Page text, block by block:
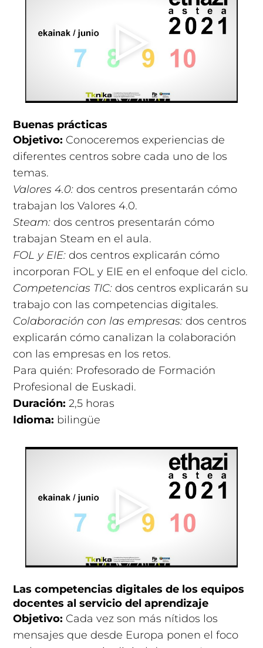
Buenas prácticas
Objetivo: Conoceremos experiencias de
diferentes centros sobre cada uno de los
temas.
Valores 4.0: dos centros presentarán cómo
trabajan los Valores 4.0.
Steam: dos centros presentarán cómo
trabajan Steam en el aula.
FOL y EIE: dos centros explicarán cómo
incorporan FOL y EIE en el enfoque del ciclo.
Competencias TIC: dos centros explicarán su
trabajo con las competencias digitales.
Colaboración con las empresas: dos centros
explicarán cómo canalizan la colaboración
con las empresas en los retos.
Para quién: Profesorado de Formación
Profesional de Euskadi.
Duración: 2,5 horas
Idioma: bilingüe
Las competencias digitales de los equipos
docentes al servicio del aprendizaje
Objetivo: Cada vez son más nítidos los
mensajes que desde Europa ponen el foco